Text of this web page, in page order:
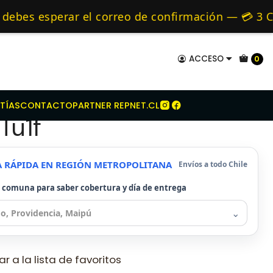
ACCESO 0
correo de confirmación — 💳 3
CONTACTOPARTNER REPNET.CL
de 24 hrs hábiles.
Kit Embrague Para Citroen Ax 1.1 Tu1f
Para Citroen
RÁPIDA EN REGIÓN METROPOLITANA Envíos a todo Chile
para saber cobertura y día de entrega
⌄
a la lista de favoritos